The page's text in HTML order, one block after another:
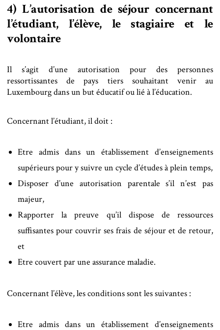
4) L’autorisation de séjour concernant
l’étudiant, l’élève, le stagiaire et le
volontaire
Il s’agit d’une autorisation pour des personnes
ressortissantes de pays tiers souhaitant venir au
Luxembourg dans un but éducatif ou lié à l’éducation.
Concernant l’étudiant, il doit :
Etre admis dans un établissement d’enseignements
supérieurs pour y suivre un cycle d’études à plein temps,
Disposer d’une autorisation parentale s’il n’est pas
majeur,
Rapporter la preuve qu’il dispose de ressources
suffisantes pour couvrir ses frais de séjour et de retour,
et
Etre couvert par une assurance maladie.
Concernant l’élève, les conditions sont les suivantes :
Etre admis dans un établissement d’enseignements